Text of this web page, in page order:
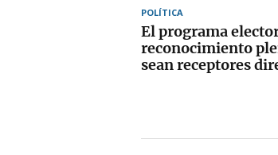
POLÍTICA
El programa
reconocimiento
sean receptores